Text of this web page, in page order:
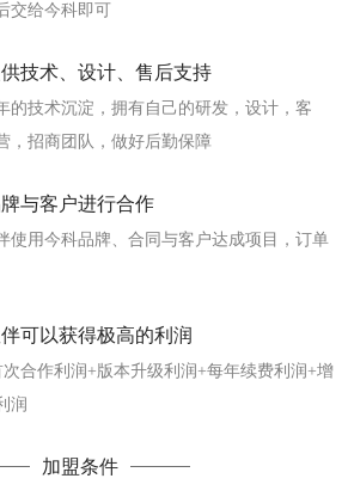
交给今科即可
技术、设计、售后支持
的技术沉淀，拥有自己的研发，设计，客
，招商团队，做好后勤保障
与客户进行合作
使用今科品牌、合同与客户达成项目，订单
可以获得极高的利润
合作利润+版本升级利润+每年续费利润+增
润
加盟条件